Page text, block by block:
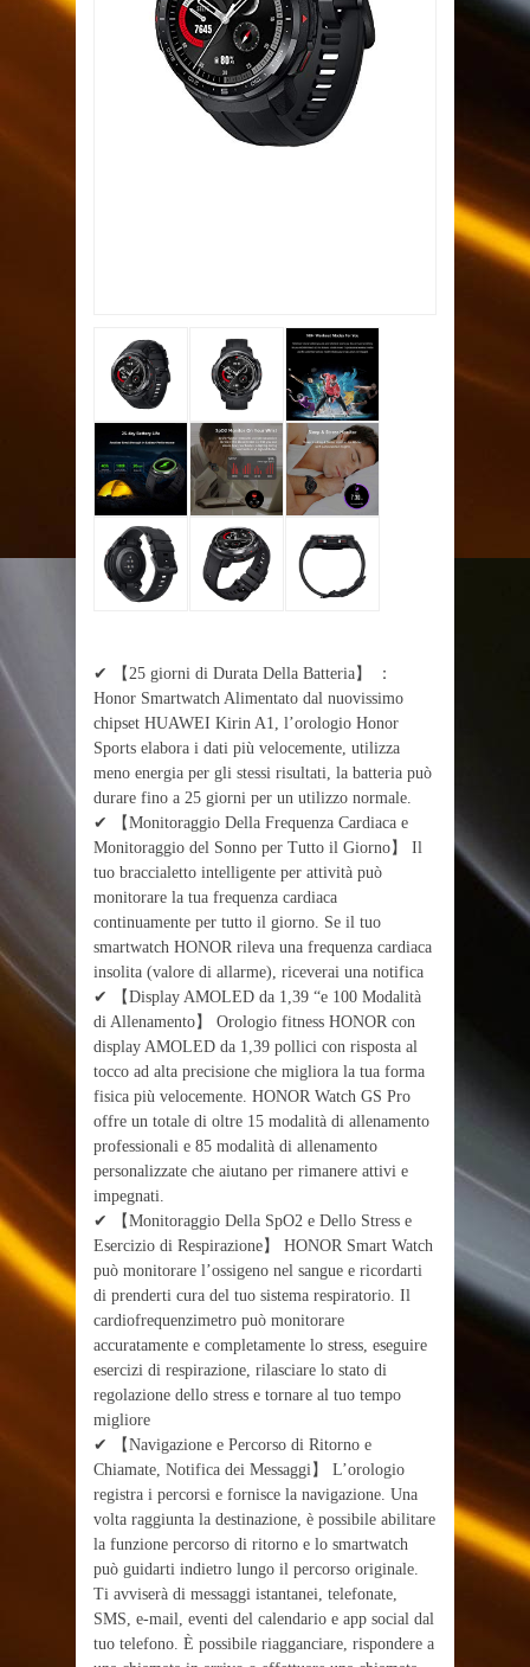
✔ 【25 giorni di Durata Della Batteria】 ：
Honor Smartwatch Alimentato dal nuovissimo
chipset HUAWEI Kirin A1, l’orologio Honor
Sports elabora i dati più velocemente, utilizza
meno energia per gli stessi risultati, la batteria può
durare fino a 25 giorni per un utilizzo normale.
✔ 【Monitoraggio Della Frequenza Cardiaca e
Monitoraggio del Sonno per Tutto il Giorno】 Il
tuo braccialetto intelligente per attività può
monitorare la tua frequenza cardiaca
continuamente per tutto il giorno. Se il tuo
smartwatch HONOR rileva una frequenza cardiaca
insolita (valore di allarme), riceverai una notifica
✔ 【Display AMOLED da 1,39 “e 100 Modalità
di Allenamento】 Orologio fitness HONOR con
display AMOLED da 1,39 pollici con risposta al
tocco ad alta precisione che migliora la tua forma
fisica più velocemente. HONOR Watch GS Pro
offre un totale di oltre 15 modalità di allenamento
professionali e 85 modalità di allenamento
personalizzate che aiutano per rimanere attivi e
impegnati.
✔ 【Monitoraggio Della SpO2 e Dello Stress e
Esercizio di Respirazione】 HONOR Smart Watch
può monitorare l’ossigeno nel sangue e ricordarti
di prenderti cura del tuo sistema respiratorio. Il
cardiofrequenzimetro può monitorare
accuratamente e completamente lo stress, eseguire
esercizi di respirazione, rilasciare lo stato di
regolazione dello stress e tornare al tuo tempo
migliore
✔ 【Navigazione e Percorso di Ritorno e
Chiamate, Notifica dei Messaggi】 L’orologio
registra i percorsi e fornisce la navigazione. Una
volta raggiunta la destinazione, è possibile abilitare
la funzione percorso di ritorno e lo smartwatch
può guidarti indietro lungo il percorso originale.
Ti avviserà di messaggi istantanei, telefonate,
SMS, e-mail, eventi del calendario e app social dal
tuo telefono. È possibile riagganciare, rispondere a